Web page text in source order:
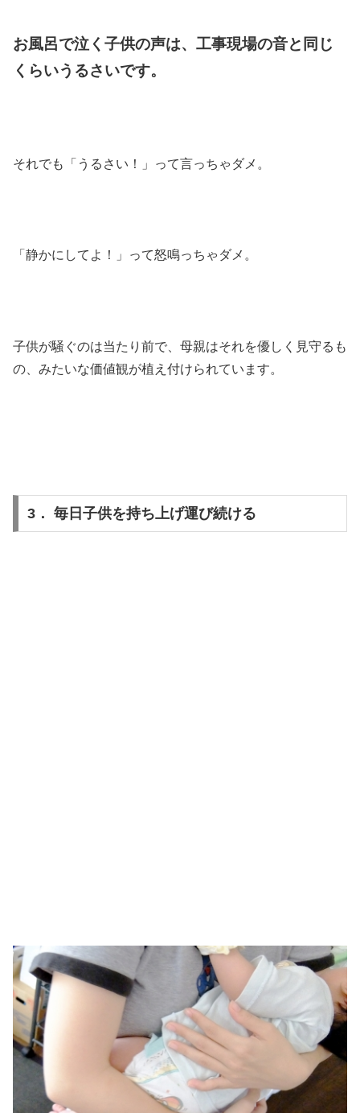
お風呂で泣く子供の声は、工事現場の音と同じ
くらいうるさいです。
それでも「うるさい！」って言っちゃダメ。
「静かにしてよ！」って怒鳴っちゃダメ。
子供が騒ぐのは当たり前で、母親はそれを優しく見守るも
の、みたいな価値観が植え付けられています。
3． 毎日子供を持ち上げ運び続ける